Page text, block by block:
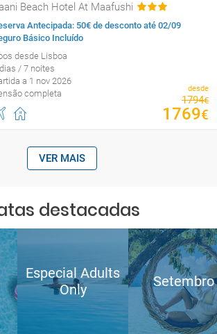
Beach Hotel At Maafushi
Antecipada: 50€ de desconto até 02/09
Básico Incluído
desde Lisboa
/ 7 noites
a 1 nov 2026
completa
desde
1794€
1769€
VER MAIS
destacadas
Especial Adults
Only
Setembro